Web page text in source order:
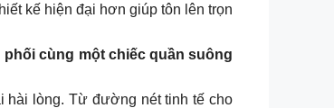
kế hiện đại hơn giúp tôn lên trọn
phối cùng một chiếc quần suông
hài lòng. Từ đường nét tinh tế cho